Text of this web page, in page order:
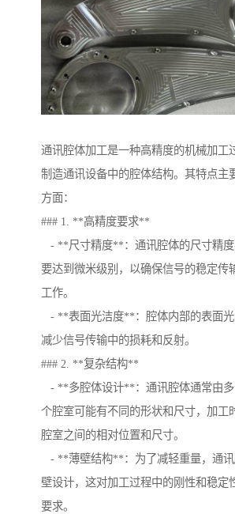
通讯腔体加工是一种高精度的机械加工
制造通讯设备中的腔体结构。其特点主
方面：
### 1. **高精度要求**
- **尺寸精度**：通讯腔体的尺寸精
要达到微米级别，以确保信号的稳定传
工作。
- **表面光洁度**：腔体内部的表面
减少信号传输中的损耗和反射。
### 2. **复杂结构**
- **多腔体设计**：通讯腔体通常由
个腔室可能有不同的形状和尺寸，加工
腔室之间的相对位置和尺寸。
- **薄壁结构**：为了减轻重量，通
壁设计，这对加工过程中的刚性和稳定
要求。